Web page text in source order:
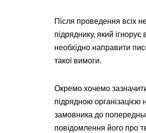
Після проведення всіх
підряднику, який
необхідно направити
такої вимоги.
Окремо хочемо
підрядною
замовника до
повідомлення його про